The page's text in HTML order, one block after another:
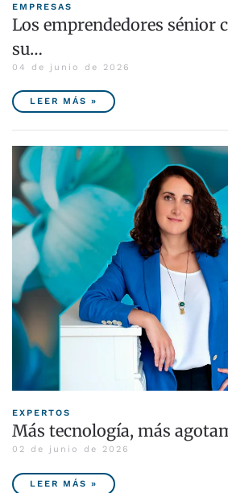
EMPRESAS
Los emprendedores sénior
su…
04 de junio de 2026
LEER MÁS »
EXPERTOS
Más tecnología, más
02 de junio de 2026
LEER MÁS »